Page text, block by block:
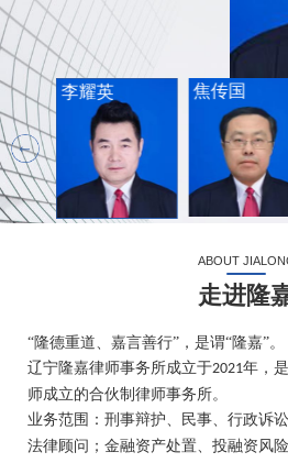
李耀英 焦传国
ABOUT
走进隆
“隆德重道、嘉言善行”，是谓“隆嘉”。
辽宁隆嘉律师事务所成立于2021年，
师成立的合伙制律师事务所。
业务范围 ：刑事辩护、民事、行政诉
法律顾问；金融资产处置、投融资风